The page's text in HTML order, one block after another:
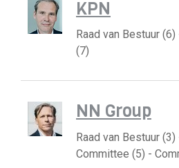
KPN
Raad van Bestuur
(7)
NN Group
Raad van Bestuur
Committee (5) -